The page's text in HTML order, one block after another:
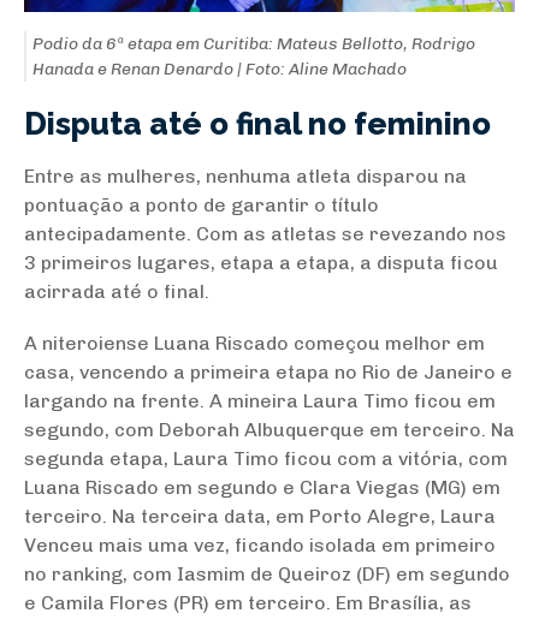
Podio da 6ª etapa em Curitiba: Mateus Bellotto, Rodrigo
Hanada e Renan Denardo | Foto: Aline Machado
Disputa até o final no feminino
Entre as mulheres, nenhuma atleta disparou na
pontuação a ponto de garantir o título
antecipadamente. Com as atletas se revezando nos
3 primeiros lugares, etapa a etapa, a disputa ficou
acirrada até o final.
A niteroiense Luana Riscado começou melhor em
casa, vencendo a primeira etapa no Rio de Janeiro e
largando na frente. A mineira Laura Timo ficou em
segundo, com Deborah Albuquerque em terceiro. Na
segunda etapa, Laura Timo ficou com a vitória, com
Luana Riscado em segundo e Clara Viegas (MG) em
terceiro. Na terceira data, em Porto Alegre, Laura
Venceu mais uma vez, ficando isolada em primeiro
no ranking, com Iasmim de Queiroz (DF) em segundo
e Camila Flores (PR) em terceiro. Em Brasília, as